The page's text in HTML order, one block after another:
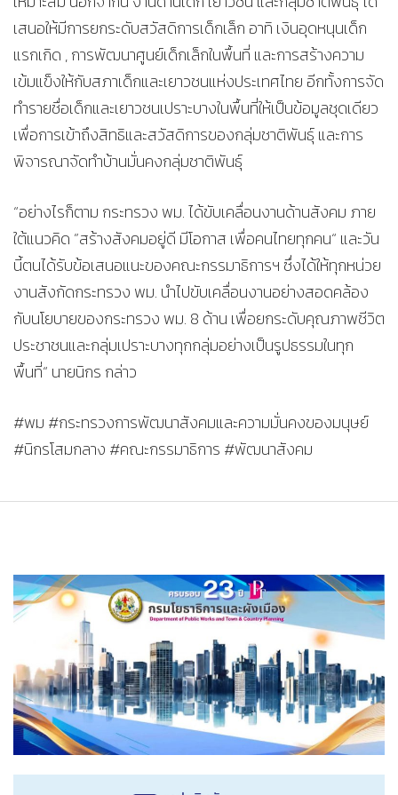
เสนอให้มีการยกระดับสวัสดิการเด็กเล็ก อาทิ เงินอุดหนุนเด็ก
แรกเกิด , การพัฒนาศูนย์เด็กเล็กในพื้นที่ และการสร้างความ
เข้มแข็งให้กับสภาเด็กและเยาวชนแห่งประเทศไทย อีกทั้งการจัด
ทำรายชื่อเด็กและเยาวชนเปราะบางในพื้นที่ให้เป็นข้อมูลชุดเดียว
เพื่อการเข้าถึงสิทธิและสวัสดิการของกลุ่มชาติพันธุ์ และการ
พิจารณาจัดทำบ้านมั่นคงกลุ่มชาติพันธุ์
“อย่างไรก็ตาม กระทรวง พม. ได้ขับเคลื่อนงานด้านสังคม ภาย
ใต้แนวคิด ”สร้างสังคมอยู่ดี มีโอกาส เพื่อคนไทยทุกคน“ และวัน
นี้ตนได้รับข้อเสนอแนะของคณะกรรมาธิการฯ ซึ่งได้ให้ทุกหน่วย
งานสังกัดกระทรวง พม. นำไปขับเคลื่อนงานอย่างสอดคล้อง
กับนโยบายของกระทรวง พม. 8 ด้าน เพื่อยกระดับคุณภาพชีวิต
ประชาชนและกลุ่มเปราะบางทุกกลุ่มอย่างเป็นรูปธรรมในทุก
พื้นที่“ นายนิกร กล่าว
#พม #กระทรวงการพัฒนาสังคมและความมั่นคงของมนุษย์
#นิกรโสมกลาง #คณะกรรมาธิการ #พัฒนาสังคม